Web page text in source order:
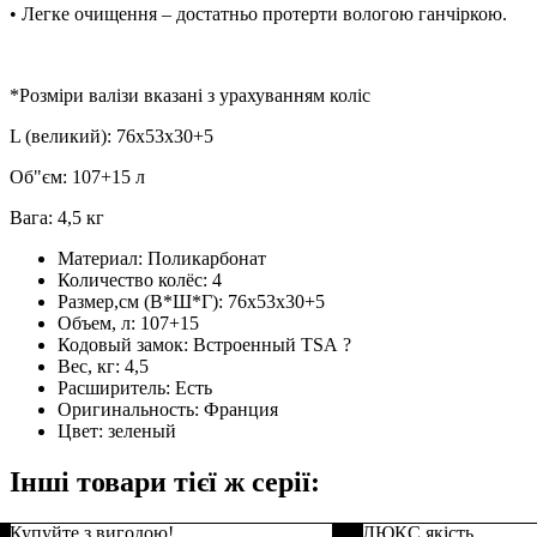
• Легке очищення – достатньо протерти вологою ганчіркою.
*Розміри валізи вказані з урахуванням коліс
L (великий): 76x53х30+5
Об"єм: 107+15 л
Вага: 4,5 кг
Материал: Поликарбонат
Количество колёс: 4
Размер,см (В*Ш*Г): 76x53х30+5
Объем, л: 107+15
Кодовый замок: Встроенный TSA ?
Вес, кг: 4,5
Расширитель: Есть
Оригинальность: Франция
Цвет: зеленый
Інші товари тієї ж серії:
Купуйте з вигодою!
ЛЮКС якість